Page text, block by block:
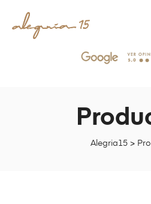
Alegria15 >